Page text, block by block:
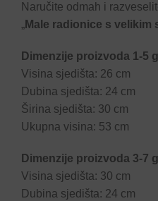
Naručite odmah i
„Male radionice s velikim
Dimenzije proizvoda 1-5
Visina sjedišta: 26 cm
Dubina sjedišta: 24 cm
Širina sjedišta: 30 cm
Ukupna visina: 53 cm
Dimenzije proizvoda 3-7
Visina sjedišta: 30 cm
Dubina sjedišta: 24 cm